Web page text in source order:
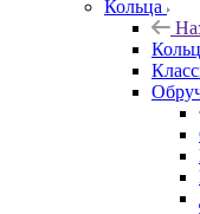
Кольца